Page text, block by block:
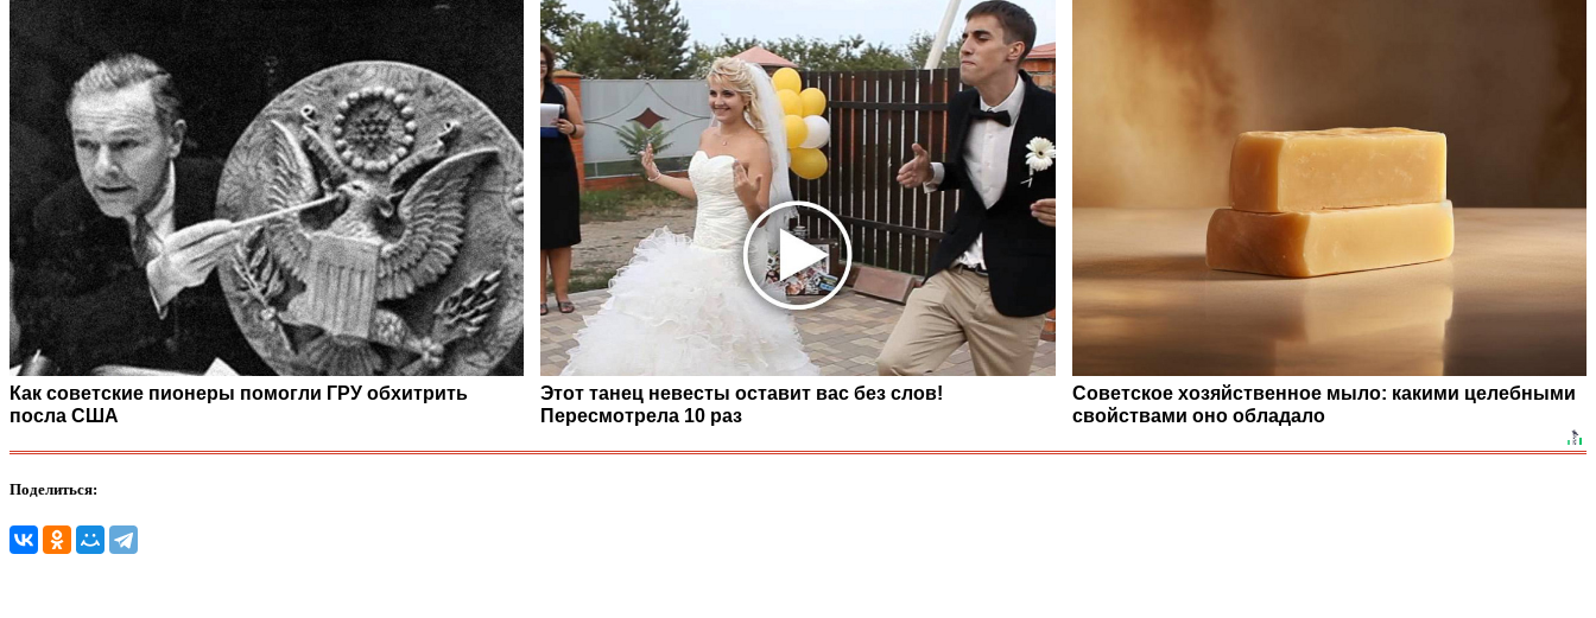
Как советские пионеры помогли ГРУ обхитрить
посла США
Этот танец невесты оставит вас без слов!
Пересмотрела 10 раз
Советское хозяйственное мыло: какими целебными
свойствами оно обладало
Поделиться: